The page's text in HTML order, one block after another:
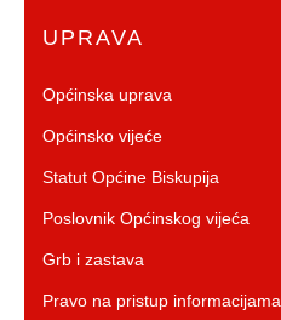
UPRAVA
Općinska uprava
Općinsko vijeće
Statut Općine Biskupija
Poslovnik Općinskog vijeća
Grb i zastava
Pravo na pristup informacijama